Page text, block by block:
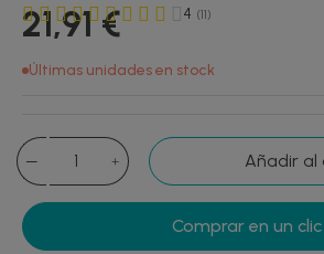
21,91 € 4 (11)
Últimas unidades en stock
Añadir al
Comprar en un clic